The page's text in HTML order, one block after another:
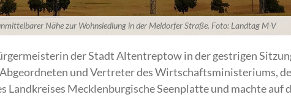
Nähe zur Wohnsiedlung in der Meldorfer Straße. Foto: Landtag M-V
der Stadt Altentreptow in der gestrigen
und Vertreter des Wirtschaftsministeriums,
Landkreises Mecklenburgische Seenplatte und machte auf